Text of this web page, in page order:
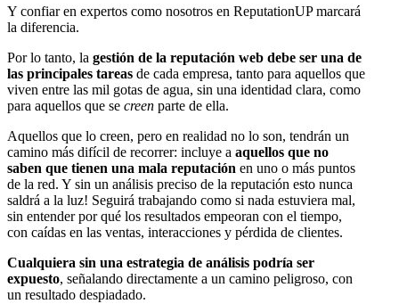
Y confiar en expertos como nosotros en ReputationUP marcará
la diferencia.
Por lo tanto, la gestión de la reputación web debe ser una de
las principales tareas de cada empresa, tanto para aquellos que
viven entre las mil gotas de agua, sin una identidad clara, como
para aquellos que se creen parte de ella.
Aquellos que lo creen, pero en realidad no lo son, tendrán un
camino más difícil de recorrer: incluye a aquellos que no
saben que tienen una mala reputación en uno o más puntos
de la red. Y sin un análisis preciso de la reputación esto nunca
saldrá a la luz! Seguirá trabajando como si nada estuviera mal,
sin entender por qué los resultados empeoran con el tiempo,
con caídas en las ventas, interacciones y pérdida de clientes.
Cualquiera sin una estrategia de análisis podría ser
expuesto, señalando directamente a un camino peligroso, con
un resultado despiadado.